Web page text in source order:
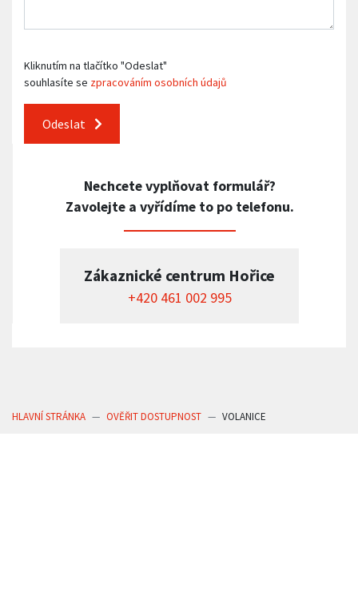
Kliknutím na tlačítko "Odeslat"
souhlasíte se zpracováním osobních údajů
Odeslat
Nechcete vyplňovat formulář?
Zavolejte a vyřídíme to po telefonu.
Zákaznické centrum Hořice
+420 461 002 995
HLAVNÍ STRÁNKA OVĚŘIT DOSTUPNOST VOLANICE